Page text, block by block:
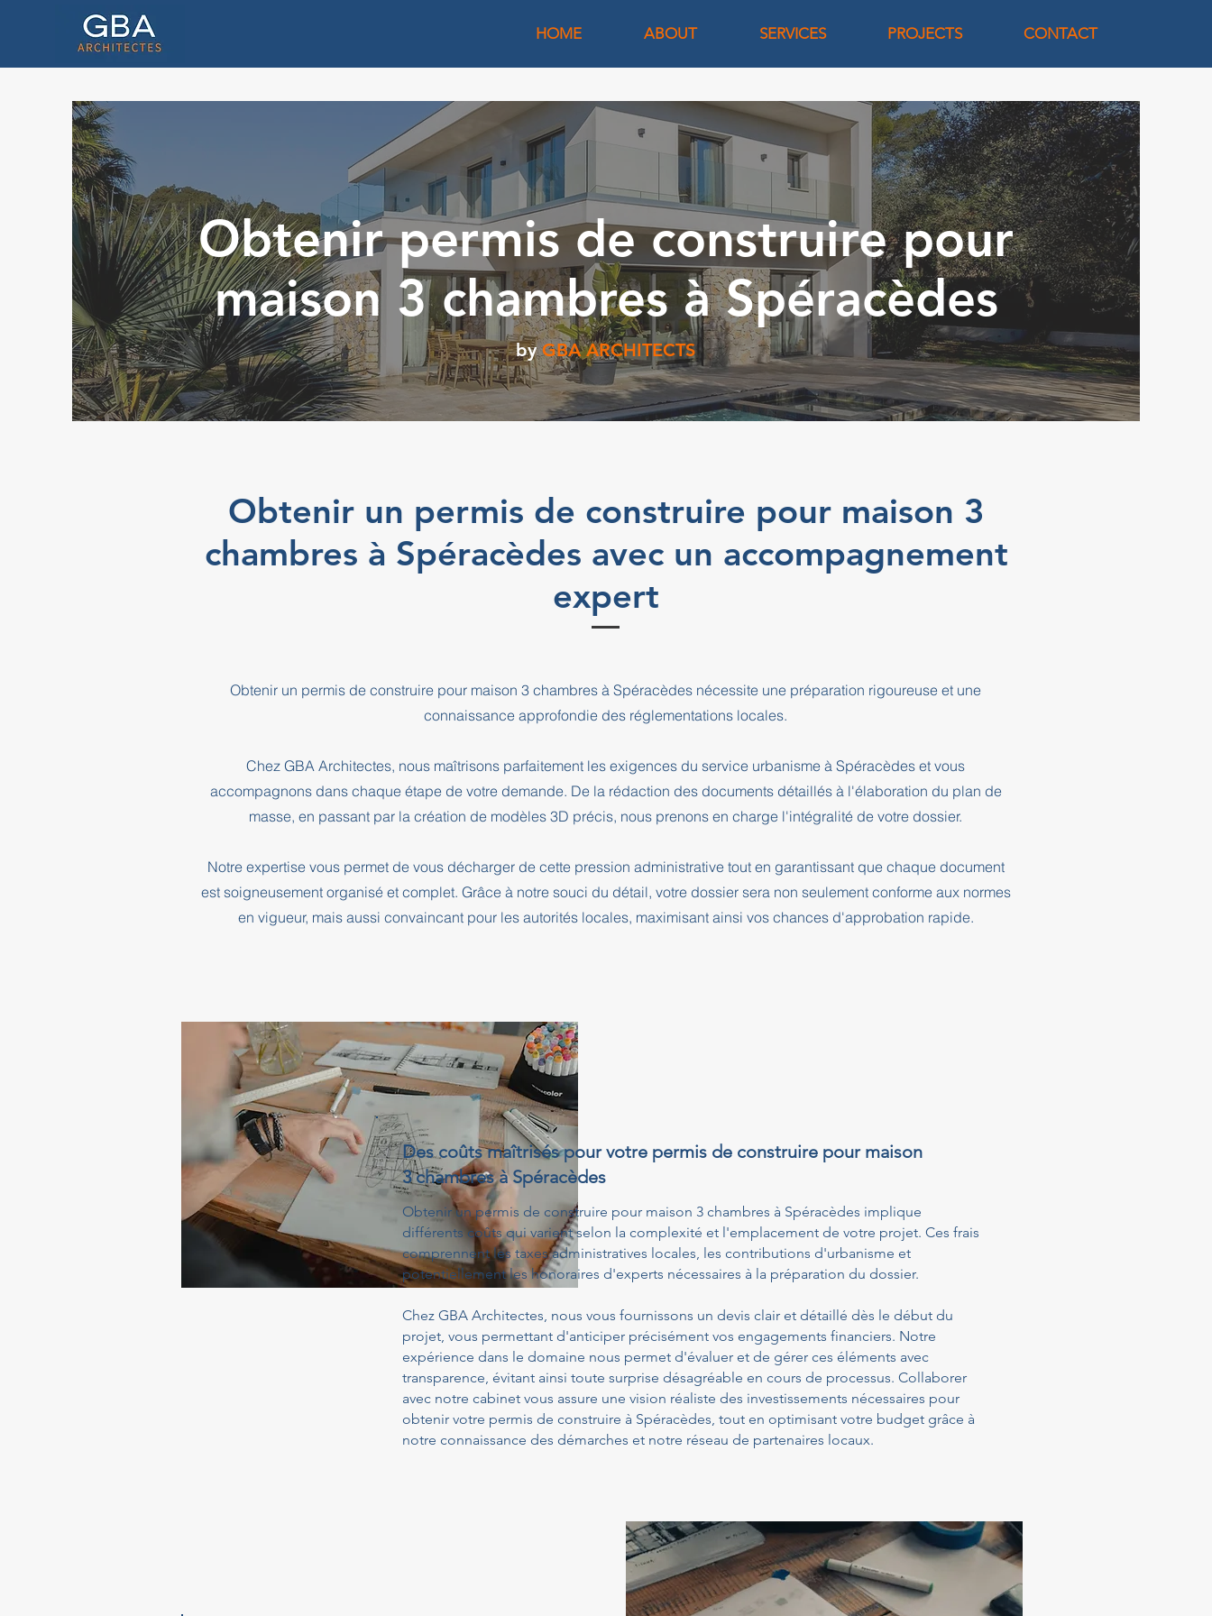
HOME ABOUT SERVICES PROJECTS CONTACT
Obtenir permis de construire pour
maison 3 chambres à Spéracèdes
by GBA ARCHITECTS
Obtenir un permis de construire pour maison 3
chambres à Spéracèdes avec un accompagnement
expert
Obtenir un permis de construire pour maison 3 chambres à Spéracèdes nécessite une préparation rigoureuse et une
connaissance approfondie des réglementations locales.
Chez GBA Architectes, nous maîtrisons parfaitement les exigences du service urbanisme à Spéracèdes et vous
accompagnons dans chaque étape de votre demande. De la rédaction des documents détaillés à l'élaboration du plan de
masse, en passant par la création de modèles 3D précis, nous prenons en charge l'intégralité de votre dossier.
Notre expertise vous permet de vous décharger de cette pression administrative tout en garantissant que chaque document
est soigneusement organisé et complet. Grâce à notre souci du détail, votre dossier sera non seulement conforme aux normes
en vigueur, mais aussi convaincant pour les autorités locales, maximisant ainsi vos chances d'approbation rapide.
Des coûts maîtrisés pour votre permis de construire pour maison
3 chambres à Spéracèdes
Obtenir un permis de construire pour maison 3 chambres à Spéracèdes implique
différents coûts qui varient selon la complexité et l'emplacement de votre projet. Ces frais
comprennent les taxes administratives locales, les contributions d'urbanisme et
potentiellement les honoraires d'experts nécessaires à la préparation du dossier.
Chez GBA Architectes, nous vous fournissons un devis clair et détaillé dès le début du
projet, vous permettant d'anticiper précisément vos engagements financiers. Notre
expérience dans le domaine nous permet d'évaluer et de gérer ces éléments avec
transparence, évitant ainsi toute surprise désagréable en cours de processus. Collaborer
avec notre cabinet vous assure une vision réaliste des investissements nécessaires pour
obtenir votre permis de construire à Spéracèdes, tout en optimisant votre budget grâce à
notre connaissance des démarches et notre réseau de partenaires locaux.